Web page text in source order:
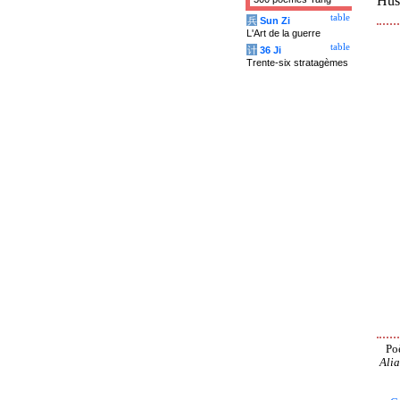
table
兵 Sun Zi
L'Art de la guerre
table
计 36 Ji
Trente-six stratagèmes